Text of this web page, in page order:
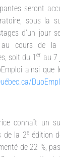
seront
sous la
d’un jour
cours de la
soit du 1er au 7
ainsi que
connaît un
de la 2eédition
de 22 %,